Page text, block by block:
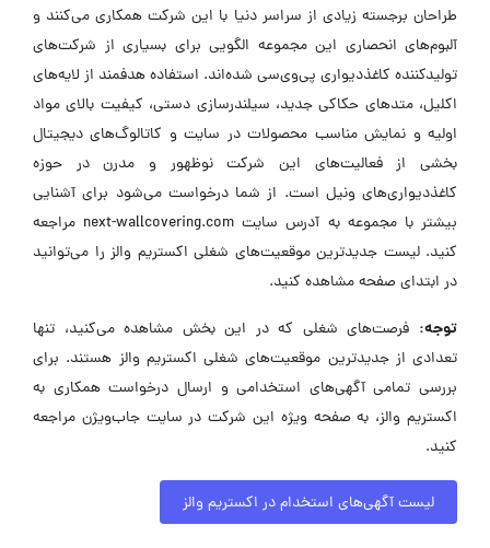
طراحان برجسته زیادی از سراسر دنیا با این شرکت همکاری می‌کنند و
آلبوم‌های انحصاری این مجموعه الگویی برای بسیاری از شرکت‌های
تولیدکننده کاغذدیواری پی‌وی‌سی شده‌اند. استفاده هدفمند از لایه‌های
اکلیل، متدهای حکاکی جدید، سیلندرسازی دستی، کیفیت بالای مواد
اولیه و نمایش مناسب محصولات در سایت و کاتالوگ‌های دیجیتال
بخشی از فعالیت‌های این شرکت نوظهور و مدرن در حوزه
کاغذدیواری‌های ونیل است. از شما درخواست می‌شود برای آشنایی
بیشتر با مجموعه به آدرس سایت next-wallcovering.com مراجعه
کنید. لیست جدیدترین موقعیت‌های شغلی اکستریم والز را می‌توانید
در ابتدای صفحه مشاهده کنید.
توجه: فرصت‌های شغلی که در این بخش مشاهده می‌کنید، تنها
تعدادی از جدیدترین موقعیت‌های شغلی اکستریم والز هستند. برای
بررسی تمامی آگهی‌های استخدامی و ارسال درخواست همکاری به
اکستریم والز، به صفحه ویژه این شرکت در سایت جاب‌ویژن مراجعه
کنید.
لیست آگهی‌های استخدام در اکستریم والز